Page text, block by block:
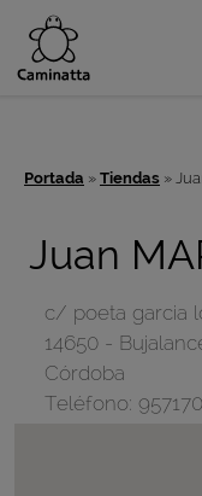
Portada » Tiendas »
Juan
c/ poeta garcia
14650-
Córdoba
Teléfono: